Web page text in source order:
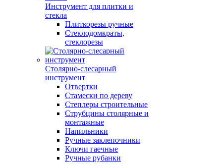
Инструмент для плитки и
стекла
Плиткорезы ручные
Стеклодомкраты,
стеклорезы
Столярно-слесарный
инструмент
Отвертки
Стамески по дереву
Степлеры строительные
Струбцины столярные и
монтажные
Напильники
Ручные заклепочники
Ключи гаечные
Ручные рубанки